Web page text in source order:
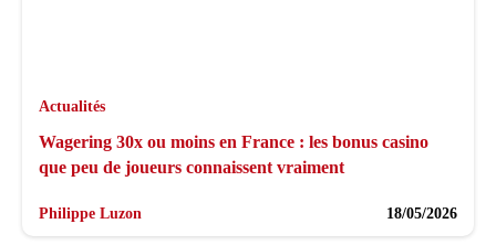
Actualités
Wagering 30x ou moins en France : les bonus casino
que peu de joueurs connaissent vraiment
Philippe Luzon 18/05/2026